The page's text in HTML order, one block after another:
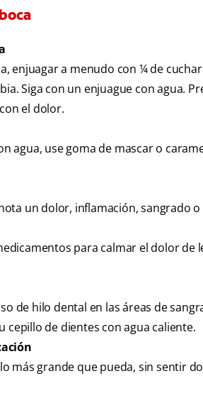
enjuagar a menudo con ¼ de
Siga con un enjuague con agua.
el dolor.
agua, use goma de mascar o
un dolor, inflamación, sangrado
para calmar el dolor de
de hilo dental en las áreas de
cepillo de dientes con agua caliente.
más grande que pueda, sin sentir